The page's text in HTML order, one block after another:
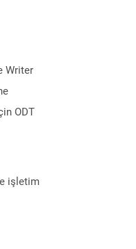
Writer
ODT
işletim